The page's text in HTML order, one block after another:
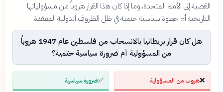
القضية إلى الأمم المتحدة، وما إذا كان هذا القرار هروباً من مسؤولياتها
التاريخية أم خطوة سياسية حتمية في ظل الظروف الدولية المعقدة.
هل كان قرار بريطانيا بالانسحاب من فلسطين عام 1947 هروباً
من المسؤولية أم ضرورة سياسية حتمية؟
❌هروب من المسؤولية ✅ضرورة سياسية